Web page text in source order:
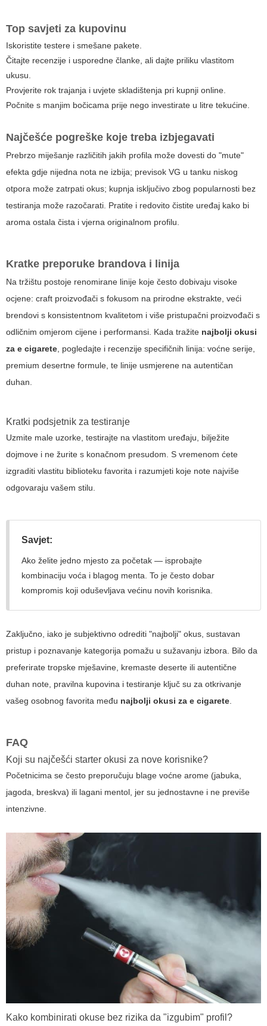
Top savjeti za kupovinu
Iskoristite testere i smešane pakete.
Čitajte recenzije i usporedne članke, ali dajte priliku vlastitom
ukusu.
Provjerite rok trajanja i uvjete skladištenja pri kupnji online.
Počnite s manjim bočicama prije nego investirate u litre tekućine.
Najčešće pogreške koje treba izbjegavati
Prebrzo miješanje različitih jakih profila može dovesti do "mute"
efekta gdje nijedna nota ne izbija; previsok VG u tanku niskog
otpora može zatrpati okus; kupnja isključivo zbog popularnosti bez
testiranja može razočarati. Pratite i redovito čistite uređaj kako bi
aroma ostala čista i vjerna originalnom profilu.
Kratke preporuke brandova i linija
Na tržištu postoje renomirane linije koje često dobivaju visoke
ocjene: craft proizvođači s fokusom na prirodne ekstrakte, veći
brendovi s konsistentnom kvalitetom i više pristupačni proizvođači s
odličnim omjerom cijene i performansi. Kada tražite najbolji okusi
za e cigarete , pogledajte i recenzije specifičnih linija: voćne serije,
premium desertne formule, te linije usmjerene na autentičan
duhan.
Kratki podsjetnik za testiranje
Uzmite male uzorke, testirajte na vlastitom uređaju, bilježite
dojmove i ne žurite s konačnom presudom. S vremenom ćete
izgraditi vlastitu biblioteku favorita i razumjeti koje note najviše
odgovaraju vašem stilu.
Savjet:
Ako želite jedno mjesto za početak — isprobajte
kombinaciju voća i blagog menta. To je često dobar
kompromis koji oduševljava većinu novih korisnika.
Zaključno, iako je subjektivno odrediti "najbolji" okus, sustavan
pristup i poznavanje kategorija pomažu u sužavanju izbora. Bilo da
preferirate tropske mješavine, kremaste deserte ili autentične
duhan note, pravilna kupovina i testiranje ključ su za otkrivanje
vašeg osobnog favorita među najbolji okusi za e cigarete
FAQ
Koji su najčešći starter okusi za nove korisnike?
Početnicima se često preporučuju blage voćne arome (jabuka,
jagoda, breskva) ili lagani mentol, jer su jednostavne i ne previše
intenzivne.
Kako kombinirati okuse bez rizika da "izgubim" profil?